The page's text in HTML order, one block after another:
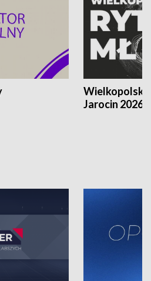
Jarocin 2026